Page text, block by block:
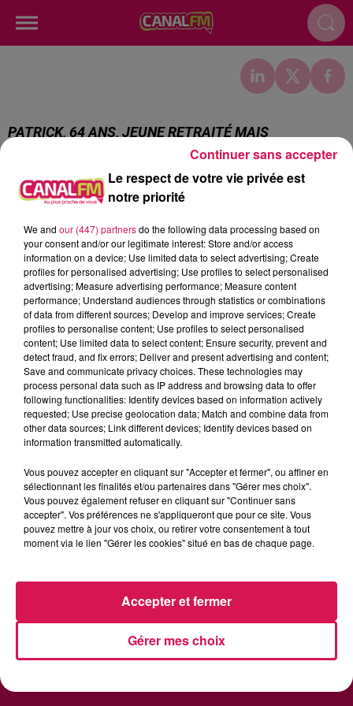
PATRICK, 64 ANS, JEUNE RETRAITÉ MAIS
CONTRAINT DE RETRAVAILLER : « UNE QUESTION DE
Publié : 12 mai 2023 à 12h05
15h23
15h23
MANON LISA
Le Petit Pécheur
15h19
15h19
TOVE LO X STROMAE
Des Fleurs
15h16
15h16
BRUNO MARS
24k Magic
RADIO INFOS PODCAST
AGENDA JEU
Contactez-nous Mentions Legales
Politique de Confidentialité Gestion des Cookies
Le respect de votre vie privée est
notre priorité
We and our (447) partnersdo the following data processing based on
your consent and/or our legitimate interest: Store and/or access
information on a device; Use limited data to select advertising; Create
profiles for personalised advertising; Use profiles to select personalised
advertising; Measure advertising performance; Measure content
performance; Understand audiences through statistics or combinations
of data from different sources; Develop and improve services; Create
profiles to personalise content; Use profiles to select personalised
content; Use limited data to select content; Ensure security, prevent and
detect fraud, and fix errors; Deliver and present advertising and content;
Save and communicate privacy choices. These technologies may
process personal data such as IP address and browsing data to offer
following functionalities: Identify devices based on information actively
requested; Use precise geolocation data; Match and combine data from
other data sources; Link different devices; Identify devices based on
information transmitted automatically.
Vous pouvez accepter en cliquant sur "Accepter et fermer", ou affiner en
sélectionnant les finalités et/ou partenaires dans "Gérer mes choix".
Vous pouvez également refuser en cliquant sur "Continuer sans
accepter". Vos préférences ne s'appliqueront que pour ce site. Vous
pouvez mettre à jour vos choix, ou retirer votre consentement à tout
moment via le lien "Gérer les cookies" situé en bas de chaque page.
Gérer mes choix
Accepter et fermer
Continuer sans accepter